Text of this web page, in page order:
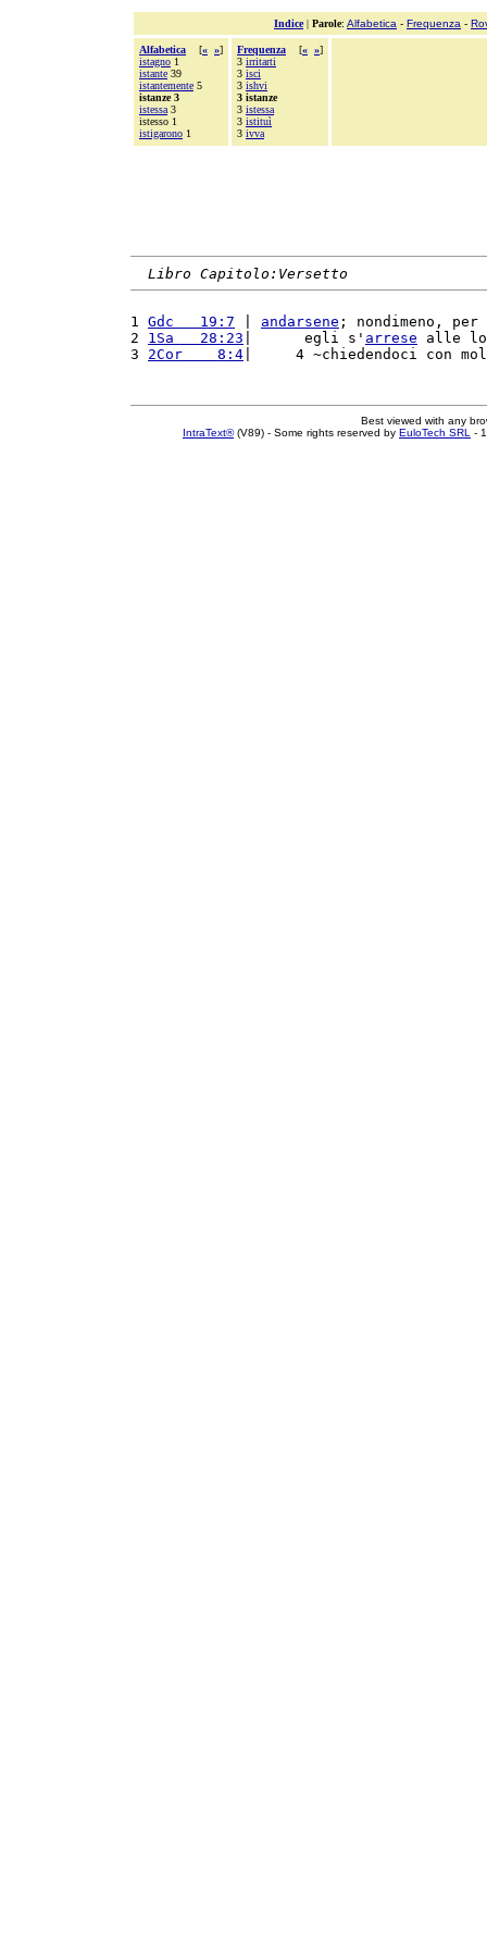
Indice| Parole: Alfabetica - Frequenza -
Alfabetica [« »]
istagno 1
istante 39
istantemente 5
istanze 3
istessa 3
istesso 1
istigarono 1
Frequenza [« »]
3 irritarti
3 isci
3 ishvi
3 istanze
3 istessa
3 istituì
3 ivva
Libro Capitolo:Versetto
1 Gdc   19:7 andarsene ; nondimeno,
2 1Sa   28:23 |      egli s' arrese alle
3 2Cor    8:4 |     4 ~chiedendoci con
Best viewed with any
IntraText®(V89) - Some rights reserved by EuloTech SRL -